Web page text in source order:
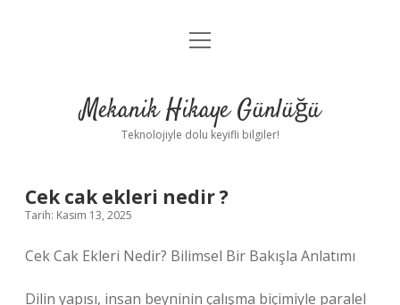
Anasayfa
Yasal Uyarı
menüyü
Mekanik Hikaye Günlüğü
Teknolojiyle dolu keyifli bilgiler!
Cek cak ekleri nedir ?
Tarih: Kasım 13, 2025
Cek Cak Ekleri Nedir? Bilimsel Bir Bakışla Anlatımı
Dilin yapısı, insan beyninin çalışma biçimiyle paralel